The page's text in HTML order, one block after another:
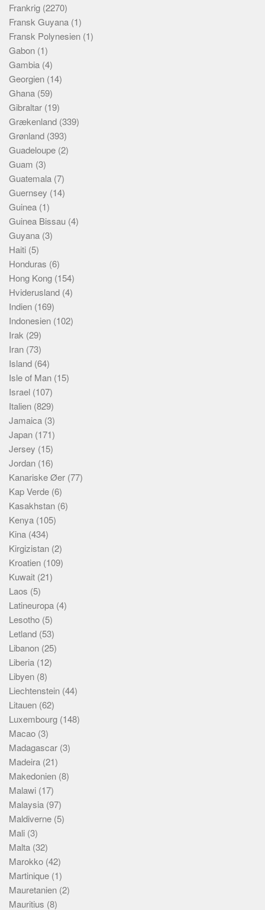
Frankrig (2270)
Fransk Guyana (1)
Fransk Polynesien (1)
Gabon (1)
Gambia (4)
Georgien (14)
Ghana (59)
Gibraltar (19)
Grækenland (339)
Grønland (393)
Guadeloupe (2)
Guam (3)
Guatemala (7)
Guernsey (14)
Guinea (1)
Guinea Bissau (4)
Guyana (3)
Haiti (5)
Honduras (6)
Hong Kong (154)
Hviderusland (4)
Indien (169)
Indonesien (102)
Irak (29)
Iran (73)
Island (64)
Isle of Man (15)
Israel (107)
Italien (829)
Jamaica (3)
Japan (171)
Jersey (15)
Jordan (16)
Kanariske Øer (77)
Kap Verde (6)
Kasakhstan (6)
Kenya (105)
Kina (434)
Kirgizistan (2)
Kroatien (109)
Kuwait (21)
Laos (5)
Latineuropa (4)
Lesotho (5)
Letland (53)
Libanon (25)
Liberia (12)
Libyen (8)
Liechtenstein (44)
Litauen (62)
Luxembourg (148)
Macao (3)
Madagascar (3)
Madeira (21)
Makedonien (8)
Malawi (17)
Malaysia (97)
Maldiverne (5)
Mali (3)
Malta (32)
Marokko (42)
Martinique (1)
Mauretanien (2)
Mauritius (8)